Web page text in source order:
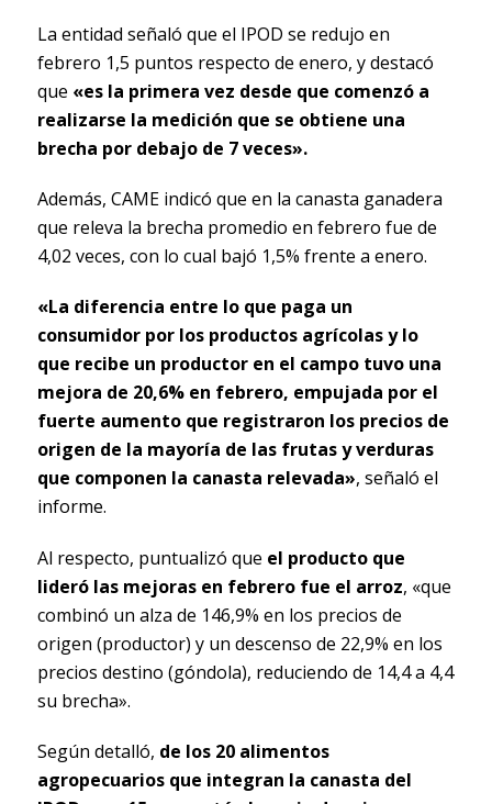
La entidad señaló que el IPOD se redujo en
febrero 1,5 puntos respecto de enero, y destacó
que «es la primera vez desde que comenzó a
realizarse la medición que se obtiene una
brecha por debajo de 7 veces».
Además, CAME indicó que en la canasta ganadera
que releva la brecha promedio en febrero fue de
4,02 veces, con lo cual bajó 1,5% frente a enero.
«La diferencia entre lo que paga un
consumidor por los productos agrícolas y lo
que recibe un productor en el campo tuvo una
mejora de 20,6% en febrero, empujada por el
fuerte aumento que registraron los precios de
origen de la mayoría de las frutas y verduras
que componen la canasta relevada», señaló el
informe.
Al respecto, puntualizó que el producto que
lideró las mejoras en febrero fue el arroz, «que
combinó un alza de 146,9% en los precios de
origen (productor) y un descenso de 22,9% en los
precios destino (góndola), reduciendo de 14,4 a 4,4
su brecha».
Según detalló, de los 20 alimentos
agropecuarios que integran la canasta del